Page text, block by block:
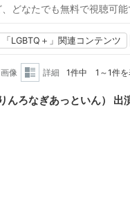
どなたでも無料で視聴可能
LGBTQ＋」関連コンテンツ
画像
表示
詳細 1件中 1～1件を
んろなぎあっといん） 出